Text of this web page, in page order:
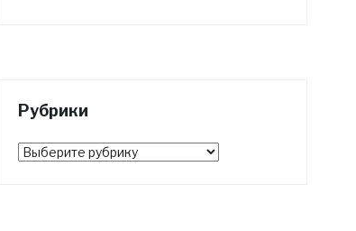
Рубрики
Рубрики